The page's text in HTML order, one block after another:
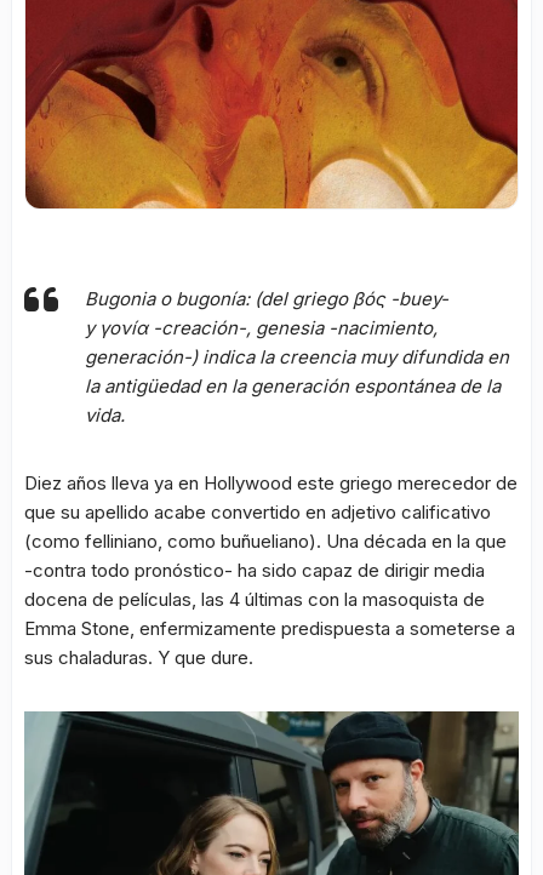
Bugonia o bugonía: (del griego βóς -buey-
y γονíα -creación-, genesia -nacimiento,
generación-) indica la creencia muy difundida en
la antigüedad en la generación espontánea de la
vida.
Diez años lleva ya en Hollywood este griego merecedor de
que su apellido acabe convertido en adjetivo calificativo
(como felliniano, como buñueliano). Una década en la que
-contra todo pronóstico- ha sido capaz de dirigir media
docena de películas, las 4 últimas con la masoquista de
Emma Stone, enfermizamente predispuesta a someterse a
sus chaladuras. Y que dure.